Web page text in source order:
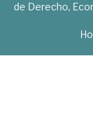
de Derecho,